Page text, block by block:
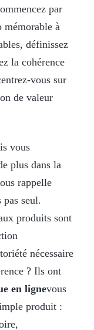
par
à
définissez
la cohérence
vous sur
de valeur
vous
plus dans la
rappelle
pas seul.
produits sont
nécessaire
? Ils ont
en lignevous
produit :